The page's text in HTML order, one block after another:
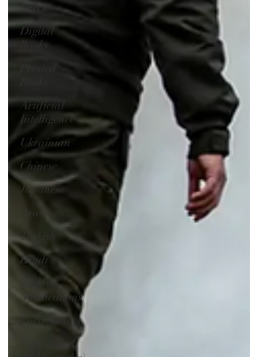
Greek
Digital
Books
Artificial
Intelligence
Ukrainian
Chinese
Japanese
Arabic
Turkish
Hindi
Turkish
(Publications)
Portuguese
Portuguese